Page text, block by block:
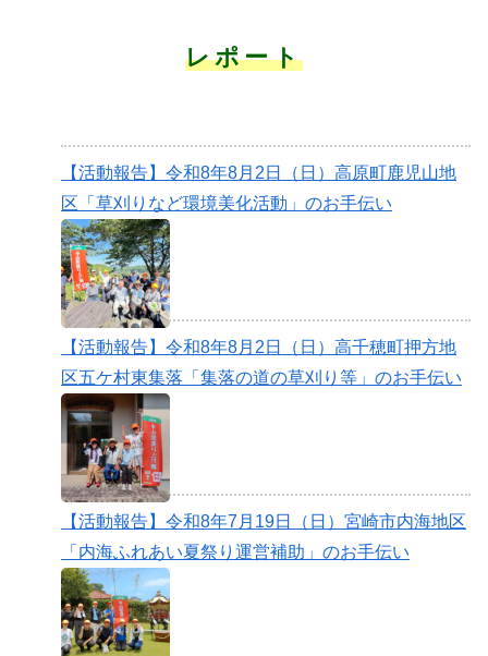
レポート
【活動報告】令和8年8月2日（日）高原町鹿児山地
区「草刈りなど環境美化活動」のお手伝い
【活動報告】令和8年8月2日（日）高千穂町押方地
区五ケ村東集落「集落の道の草刈り等」のお手伝い
【活動報告】令和8年7月19日（日）宮崎市内海地区
「内海ふれあい夏祭り運営補助」のお手伝い